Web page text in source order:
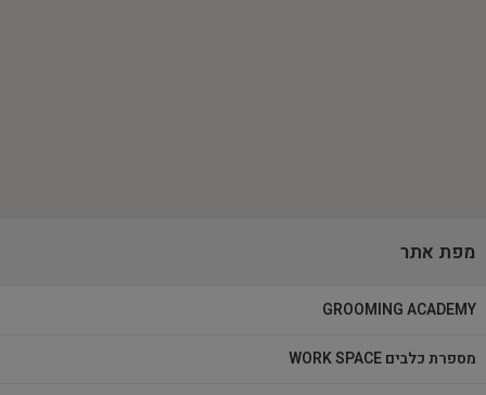
מפת אתר
GROOMING ACADEMY
מספרת כלבים WORK SPACE